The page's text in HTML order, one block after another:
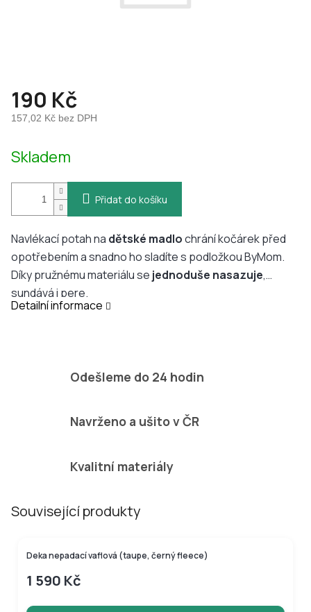
190 Kč
157,02 Kč bez DPH
cena:
Skladem
Přidat do košíku
Navlékací potah na dětské madlochrání kočárek před
opotřebením a snadno ho sladíte s podložkou ByMom.
Díky pružnému materiálu se jednoduše nasazuje,
sundává i pere.
Detailní informace
Odešleme do 24 hodin
Navrženo a ušito v ČR
Kvalitní materiály
Související produkty
Deka nepadací vaflová (taupe, černý fleece)
1 590 Kč